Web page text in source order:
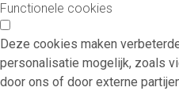
Functionele cookies
Deze cookies maken
personalisatie mogelijk, zoals
door ons of door externe